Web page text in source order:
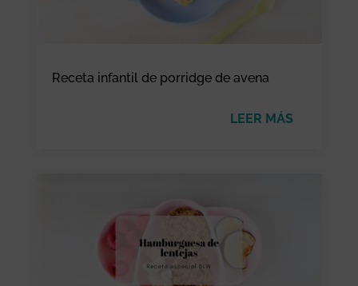
Receta infantil de porridge de avena
LEER MÁS